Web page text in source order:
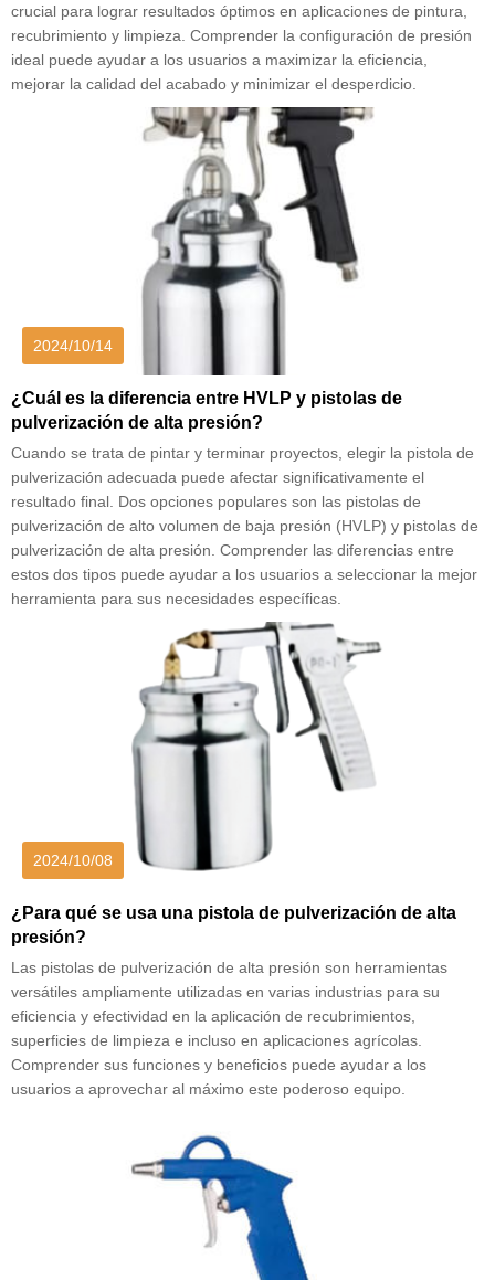
crucial para lograr resultados óptimos en aplicaciones de pintura,
recubrimiento y limpieza. Comprender la configuración de presión
ideal puede ayudar a los usuarios a maximizar la eficiencia,
mejorar la calidad del acabado y minimizar el desperdicio.
2024/10/14
¿Cuál es la diferencia entre HVLP y pistolas de
pulverización de alta presión?
Cuando se trata de pintar y terminar proyectos, elegir la pistola de
pulverización adecuada puede afectar significativamente el
resultado final. Dos opciones populares son las pistolas de
pulverización de alto volumen de baja presión (HVLP) y pistolas de
pulverización de alta presión. Comprender las diferencias entre
estos dos tipos puede ayudar a los usuarios a seleccionar la mejor
herramienta para sus necesidades específicas.
2024/10/08
¿Para qué se usa una pistola de pulverización de alta
presión?
Las pistolas de pulverización de alta presión son herramientas
versátiles ampliamente utilizadas en varias industrias para su
eficiencia y efectividad en la aplicación de recubrimientos,
superficies de limpieza e incluso en aplicaciones agrícolas.
Comprender sus funciones y beneficios puede ayudar a los
usuarios a aprovechar al máximo este poderoso equipo.